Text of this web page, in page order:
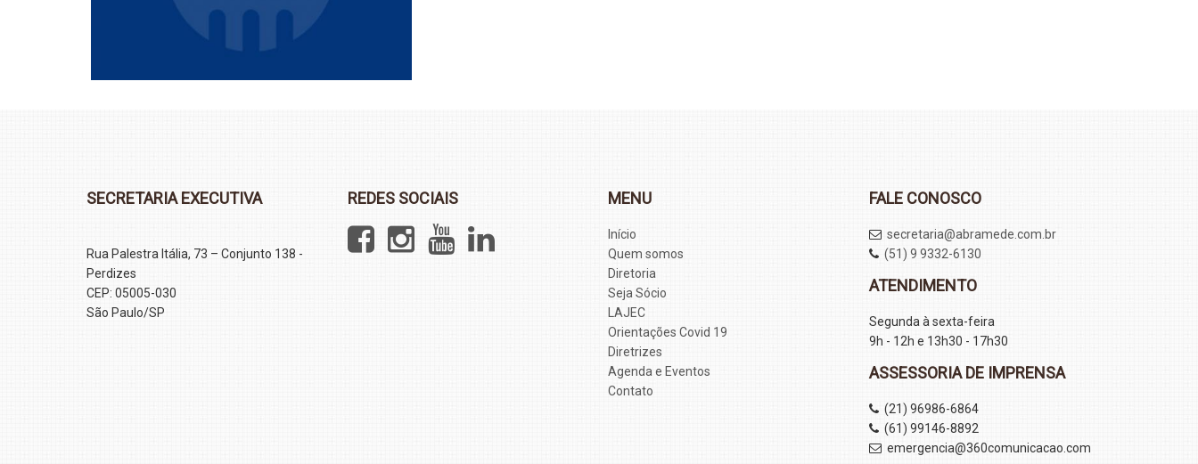
SECRETARIA EXECUTIVA
Rua Palestra Itália, 73 – Conjunto 138 -
Perdizes
CEP: 05005-030
São Paulo/SP
REDES SOCIAIS MENU
Início
Quem somos
Diretoria
Seja Sócio
LAJEC
Orientações Covid 19
Diretrizes
Agenda e Eventos
Contato
FALE CONOSCO
secretaria@abramede.com.br
(51) 9 9332-6130
ATENDIMENTO
Segunda à sexta-feira
9h - 12h e 13h30 - 17h30
ASSESSORIA DE IMPRENSA
(21) 96986-6864
(61) 99146-8892
emergencia@360comunicacao.com